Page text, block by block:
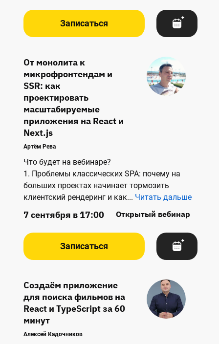
Записаться
От монолита к
микрофронтендам и
SSR: как
проектировать
масштабируемые
приложения на React и
Next.js
Артём Рева
Что будет на вебинаре?
1. Проблемы классических SPA: почему на
больших проектах начинает тормозить
клиентский рендеринг и как... Читать дальше
7 сентября в 17:00 Открытый вебинар
Записаться
Создаём приложение
для поиска фильмов на
React и TypeScript за 60
минут
Алексей Кадочников